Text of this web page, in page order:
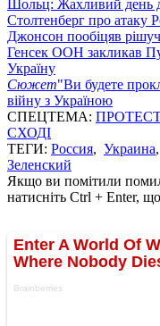
Шольц: Жахливий день
Столтенберг про атаку
Джонсон пообіцяв
Генсек ООН закликав
Україну
Сюжет"Ви будете
війну з Україною
СПЕЦТЕМА:
СХОДІ
ТЕГИ: Россия, Украина,
Зеленский
Якщо ви помітили
натисніть Ctrl + Enter,